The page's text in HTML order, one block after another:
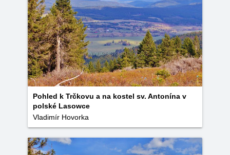
Pohled k Trčkovu a na kostel sv. Antonína v
polské Lasowce
Vladimír Hovorka